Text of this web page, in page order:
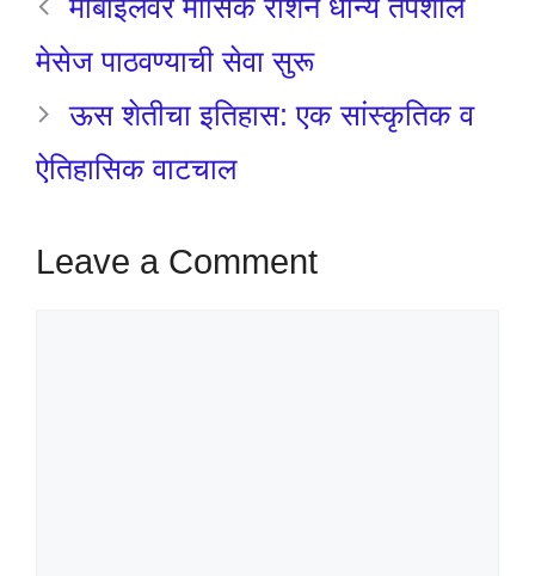
मोबाईलवर मासिक राशन धान्य तपशील
मेसेज पाठवण्याची सेवा सुरू
ऊस शेतीचा इतिहास: एक सांस्कृतिक व
ऐतिहासिक वाटचाल
Leave a Comment